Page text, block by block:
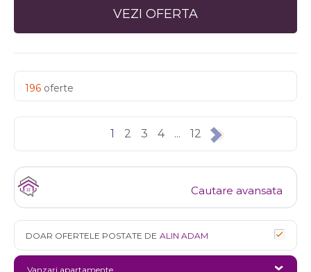
Cautare avansata
DOAR OFERTELE POSTATE DE ALIN ADAM
Vanzari apartamente
VEZI OFERTA
196 oferte
1 2 3 4 ... 12